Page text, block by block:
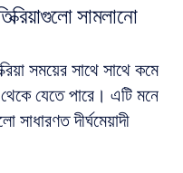
সামলানো
সময়ের সাথে সাথে কমে
থেকে যেতে পারে। এটি মনে
সাধারণত দীর্ঘমেয়াদী